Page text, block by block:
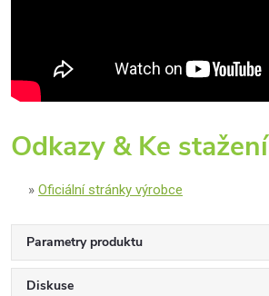
Odkazy & Ke stažení
Oficiální stránky výrobce
Parametry produktu
Diskuse